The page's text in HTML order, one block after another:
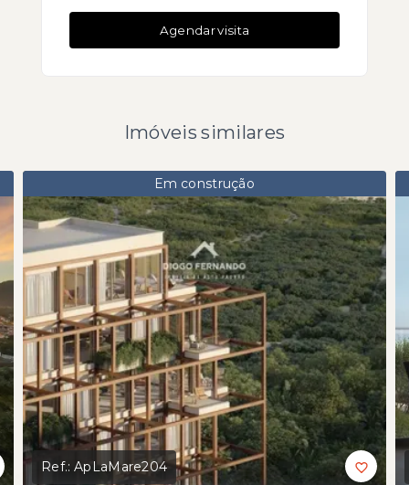
Agendar visita
Imóveis similares
Em construção
Ref.:ApLaMare204